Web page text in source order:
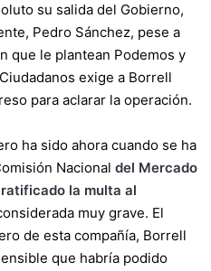
su salida del Gobierno,
Pedro Sánchez, pese a
que le plantean Podemos y
exige a Borrell
para aclarar la operación.
ha sido ahora cuando se ha
Nacional del Mercado
la multa al
muy grave. El
de esta compañía, Borrell
que habría podido